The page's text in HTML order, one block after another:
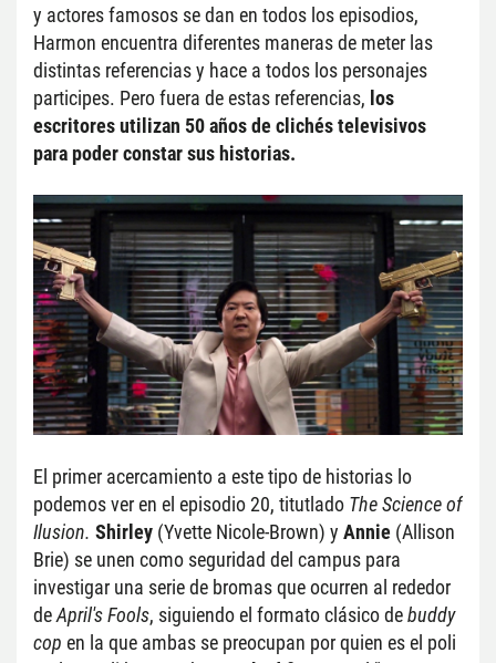
y actores famosos se dan en todos los episodios,
Harmon encuentra diferentes maneras de meter las
distintas referencias y hace a todos los personajes
participes. Pero fuera de estas referencias, los
escritores utilizan 50 años de clichés televisivos
para poder constar sus historias.
El primer acercamiento a este tipo de historias lo
podemos ver en el episodio 20, titutlado The Science of
Ilusion. Shirley (Yvette Nicole-Brown) y Annie (Allison
Brie) se unen como seguridad del campus para
investigar una serie de bromas que ocurren al rededor
de April's Fools, siguiendo el formato clásico de buddy
cop en la que ambas se preocupan por quien es el poli